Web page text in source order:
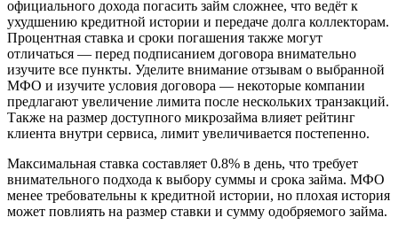
официального дохода погасить займ сложнее, что ведёт к
ухудшению кредитной истории и передаче долга коллекторам.
Процентная ставка и сроки погашения также могут
отличаться — перед подписанием договора внимательно
изучите все пункты. Уделите внимание отзывам о выбранной
МФО и изучите условия договора — некоторые компании
предлагают увеличение лимита после нескольких транзакций.
Также на размер доступного микрозайма влияет рейтинг
клиента внутри сервиса, лимит увеличивается постепенно.
Максимальная ставка составляет 0.8% в день, что требует
внимательного подхода к выбору суммы и срока займа. МФО
менее требовательны к кредитной истории, но плохая история
может повлиять на размер ставки и сумму одобряемого займа.